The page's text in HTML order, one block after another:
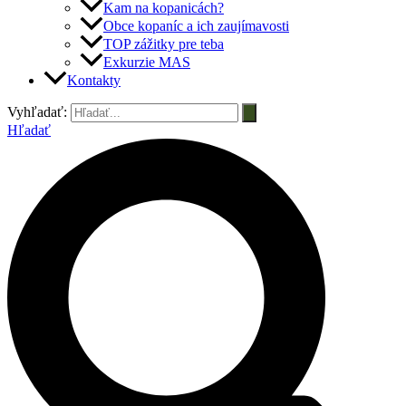
Kam na kopanicách?
Obce kopaníc a ich zaujímavosti
TOP zážitky pre teba
Exkurzie MAS
Kontakty
Vyhľadať:
Hľadať